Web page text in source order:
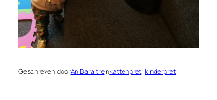
Geschreven doorAn Baraitreinkattenpret, kinderpret